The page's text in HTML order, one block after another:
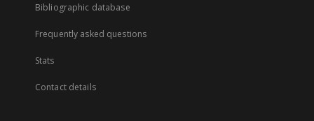
Bibliographic database
Frequently asked questions
Stats
Contact details